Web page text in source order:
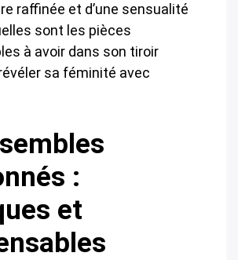
raffinée et d’une sensualité
sont les pièces
à avoir dans son tiroir
sa féminité avec
:
et